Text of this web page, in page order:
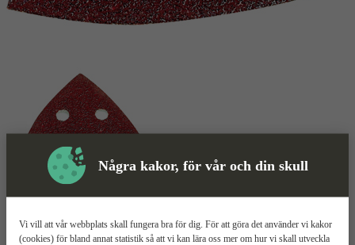
Några kakor, för vår och din skull
Vi vill att vår webbplats skall fungera bra för dig. För att göra det använder vi kakor
(cookies) för bland annat statistik så att vi kan lära oss mer om hur vi skall utveckla
Slippapper Mer information